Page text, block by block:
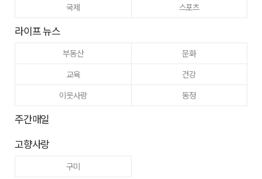
국제
스포츠
라이프 뉴스
부동산
문화
교육
건강
이웃사랑
동정
주간매일
고향사랑
구미